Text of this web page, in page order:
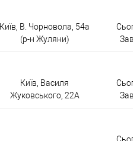
Київ, В. Чорновола, 54а
(р-н Жуляни)
Київ, Василя
Жуковського, 22А